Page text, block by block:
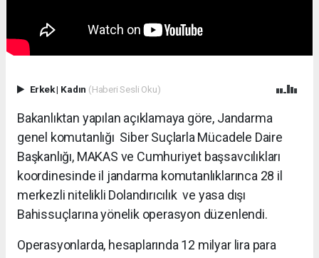
Erkek| Kadın (Haberi Sesli Oku)
Bakanlıktan yapılan açıklamaya göre, Jandarma
genel komutanlığı Siber Suçlarla Mücadele Daire
Başkanlığı, MAKAS ve Cumhuriyet başsavcılıkları
koordinesinde il jandarma komutanlıklarınca 28 il
merkezli nitelikli Dolandırıcılık ve yasa dışı
Bahissuçlarına yönelik operasyon düzenlendi.
Operasyonlarda, hesaplarında 12 milyar lira para